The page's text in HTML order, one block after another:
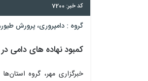
کد خبر: 7200
گروه : دامپروری، پرورش
کمبود نهاده های دامی
خبرگزاری مهر، گروه